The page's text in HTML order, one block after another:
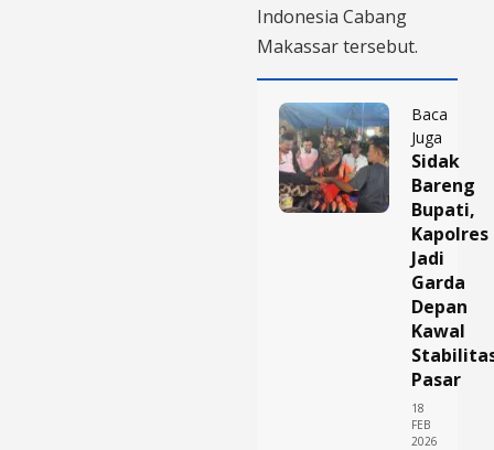
Indonesia Cabang
Makassar tersebut.
Baca
Juga
Sidak
Bareng
Bupati,
Kapolres
Jadi
Garda
Depan
Kawal
Pasar
18
FEB
2026